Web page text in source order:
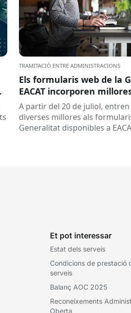
TRAMITACIÓ ENTRE ADMINISTRACIONS
Els formularis web de la
EACAT incorporen
la tramitació
A partir del 20 de juliol, entren
diverses millores als
Generalitat disponibles a
Et pot interessar
Estat dels serveis
Condicions de prestació
serveis
Balanç AOC 2025
Reconeixements
Oberta